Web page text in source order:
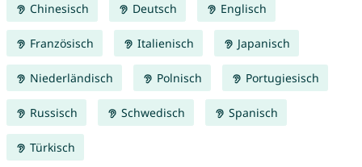
Chinesisch Deutsch Englisch
Französisch Italienisch Japanisch
Niederländisch Polnisch Portugiesisch
Russisch Schwedisch Spanisch
Türkisch